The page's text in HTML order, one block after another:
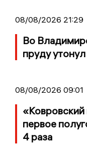
08/08/2026 21:29
Во
пруду
08/08/2026 09:01
«Ковровский
первое
4 раза